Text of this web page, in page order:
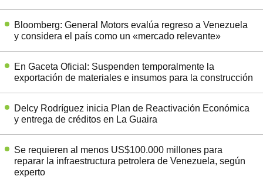
Bloomberg: General Motors evalúa regreso a Venezuela
y considera el país como un «mercado relevante»
En Gaceta Oficial: Suspenden temporalmente la
exportación de materiales e insumos para la construcción
Delcy Rodríguez inicia Plan de Reactivación Económica
y entrega de créditos en La Guaira
Se requieren al menos US$100.000 millones para
reparar la infraestructura petrolera de Venezuela, según
experto